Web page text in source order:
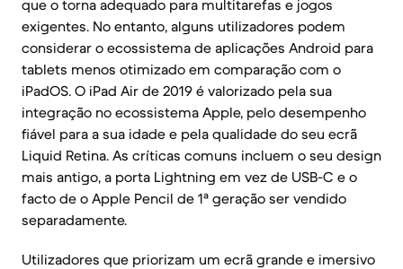
que o torna adequado para multitarefas e jogos
exigentes. No entanto, alguns utilizadores podem
considerar o ecossistema de aplicações Android para
tablets menos otimizado em comparação com o
iPadOS. O iPad Air de 2019 é valorizado pela sua
integração no ecossistema Apple, pelo desempenho
fiável para a sua idade e pela qualidade do seu ecrã
Liquid Retina. As críticas comuns incluem o seu design
mais antigo, a porta Lightning em vez de USB-C e o
facto de o Apple Pencil de 1ª geração ser vendido
separadamente.
Utilizadores que priorizam um ecrã grande e imersivo